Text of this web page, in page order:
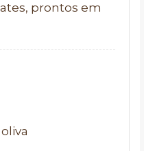
prontos em